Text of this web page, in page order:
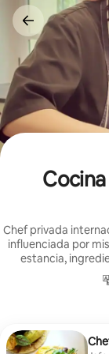
Omite
contenido
Chef privada
influenciada por
estancia,